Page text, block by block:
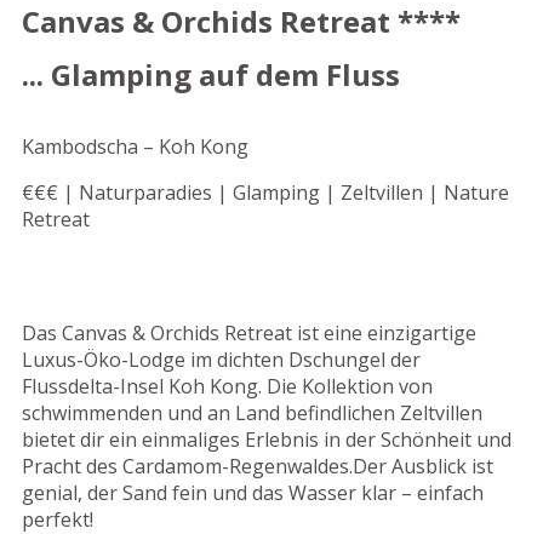
Canvas & Orchids Retreat ****
... Glamping auf dem Fluss
Kambodscha – Koh Kong
€€€ | Naturparadies | Glamping | Zeltvillen | Nature
Retreat
Das Canvas & Orchids Retreat ist eine einzigartige
Luxus-Öko-Lodge im dichten Dschungel der
Flussdelta-Insel Koh Kong. Die Kollektion von
schwimmenden und an Land befindlichen Zeltvillen
bietet dir ein einmaliges Erlebnis in der Schönheit und
Pracht des Cardamom-Regenwaldes.Der Ausblick ist
genial, der Sand fein und das Wasser klar – einfach
perfekt!